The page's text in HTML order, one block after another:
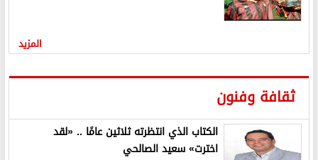
المزيد
ثقافة وفنون
الكتاب الذي انتظرته ثلاثين عامًا .. «لقد
اخترت» سعيد الصالحي